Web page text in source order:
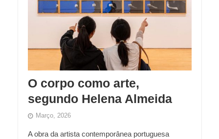
O corpo como arte,
segundo Helena Almeida
Março, 2026
A obra da artista contemporânea portuguesa